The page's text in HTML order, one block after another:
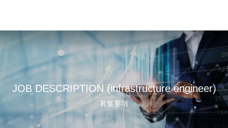
JOB DESCRIPTION (infrastructure engineer)
募集要項